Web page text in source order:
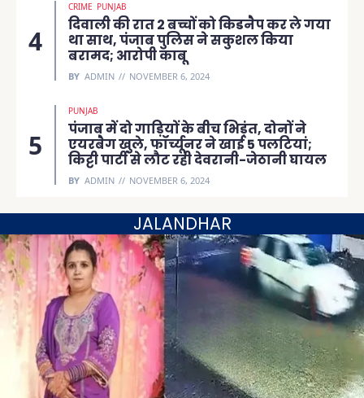
CRIME PUNJAB
दिवाली की रात 2 बच्चों को किडनैप कर ले गया
था साथ, पंजाब पुलिस ने सकुशल किया
बरामद; आरोपी काबू
BY ADMIN NOVEMBER 6, 2024
PUNJAB
पंजाब में दो गाड़ियों के बीच भिड़ंत, दोनों ने
एयरबैग खुले, फॉर्च्यूनर ने खाई 5 पलटियां;
किट्टी पार्टी से लौट रही देवरानी-जेठानी घायल
BY ADMIN NOVEMBER 6, 2024
JALANDHAR